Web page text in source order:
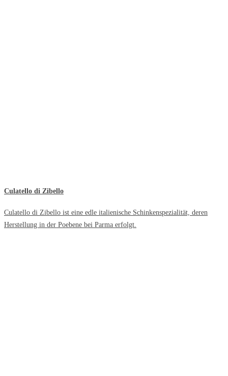
Culatello di Zibello
Culatello di Zibello ist eine edle italienische Schinkenspezialität, deren
Herstellung in der Poebene bei Parma erfolgt.